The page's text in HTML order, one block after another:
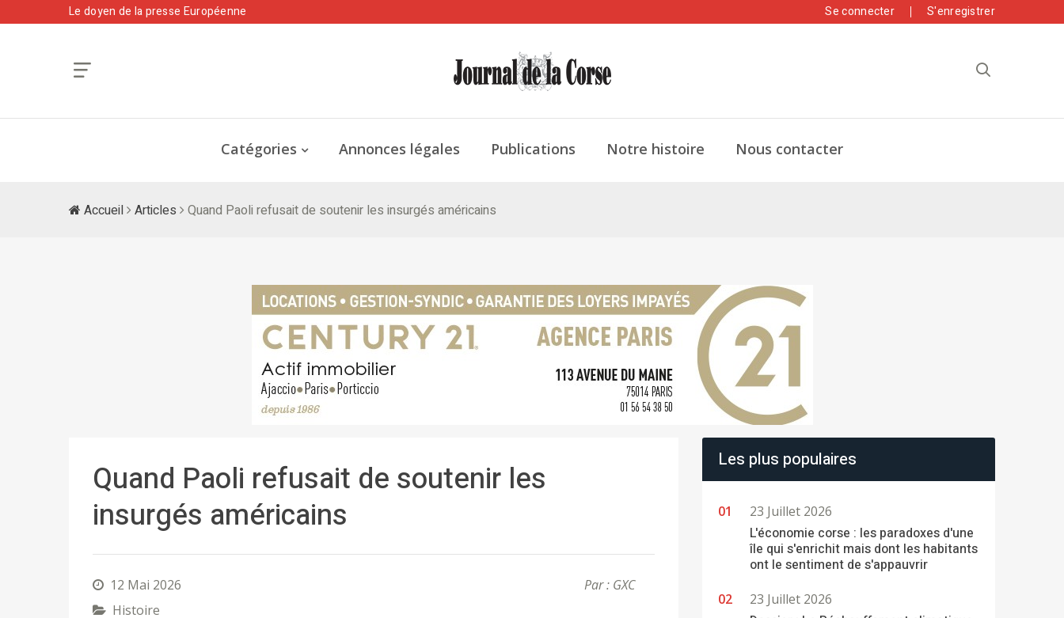
Le doyen de la presse Européenne Se connecter S'enregistrer
Catégories Annonces légales Publications Notre histoire Nous contacter
Accueil Articles Quand Paoli refusait de soutenir les insurgés américains
Quand Paoli refusait de soutenir les
insurgés américains
12 Mai 2026
Par : GXC
Histoire
Les plus populaires
23 Juillet 2026
L'économie corse : les paradoxes d'une
île qui s'enrichit mais dont les habitants
ont le sentiment de s'appauvrir
23 Juillet 2026